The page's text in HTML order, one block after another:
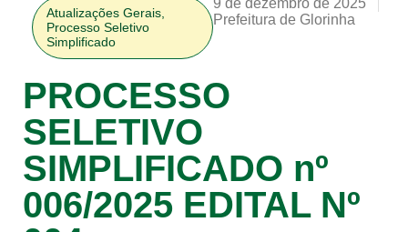
Atualizações Gerais
Processo Seletivo
Simplificado
9 de dezembro de 2025
Prefeitura de Glorinha
PROCESSO
SELETIVO
SIMPLIFICADO nº
006/2025 EDITAL Nº